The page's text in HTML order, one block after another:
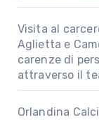
Visita al
Aglietta e
carenze di
attraverso il
Orlandina